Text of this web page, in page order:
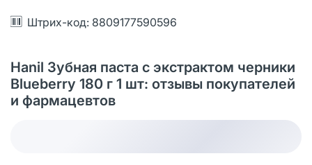
Штрих-код: 8809177590596
Hanil Зубная паста с экстрактом черники
Blueberry 180 г 1 шт: отзывы покупателей
и фармацевтов